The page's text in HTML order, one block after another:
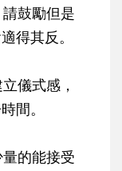
鼓勵但是
得其反。
儀式感，
間。
的能接受